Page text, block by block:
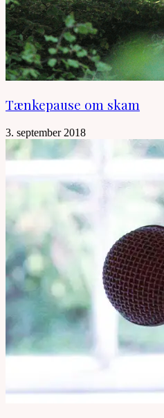
Tænkepause om skam
3. september 2018